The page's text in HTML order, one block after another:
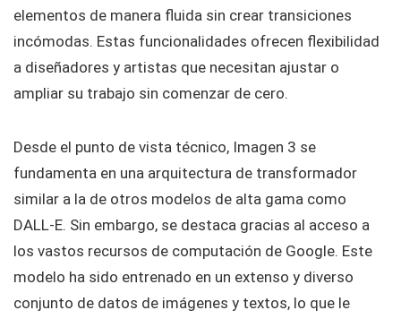
elementos de manera fluida sin crear transiciones
incómodas. Estas funcionalidades ofrecen flexibilidad
a diseñadores y artistas que necesitan ajustar o
ampliar su trabajo sin comenzar de cero.
Desde el punto de vista técnico, Imagen 3 se
fundamenta en una arquitectura de transformador
similar a la de otros modelos de alta gama como
DALL-E. Sin embargo, se destaca gracias al acceso a
los vastos recursos de computación de Google. Este
modelo ha sido entrenado en un extenso y diverso
conjunto de datos de imágenes y textos, lo que le